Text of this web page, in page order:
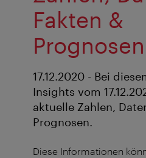
Fakten &
Prognosen
17.12.2020 - Bei
Insights vom
aktuelle Zahlen,
Prognosen.
Diese Informationen